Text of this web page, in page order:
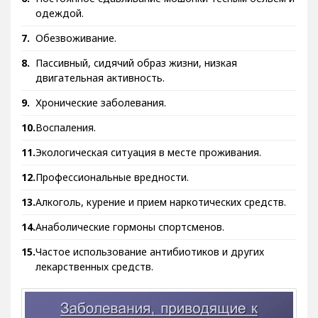
одеждой.
Обезвоживание.
Пассивный, сидячий образ жизни, низкая
двигательная активность.
Хронические заболевания.
Воспаления.
Экологическая ситуация в месте проживания.
Профессиональные вредности.
Алкоголь, курение и прием наркотических средств.
Анаболические гормоны спортсменов.
Частое использование антибиотиков и других
лекарственных средств.